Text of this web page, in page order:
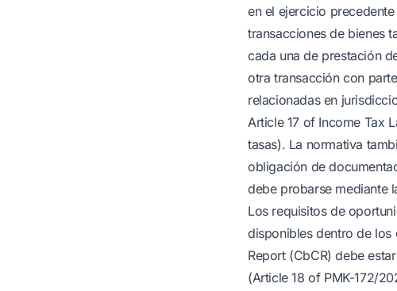
en el ejercicio
transacciones de bienes
cada una de prestación
otra transacción con
relacionadas en
Article 17 of Income Tax
tasas). La normativa
obligación de
debe probarse mediante
Los requisitos de
disponibles dentro de los
Report (CbCR) debe
(Article 18 of PMK-172/